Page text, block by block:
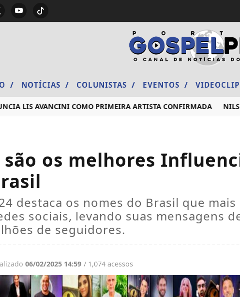
/ NOTÍCIAS / COLUNISTAS / EVENTOS /
LIS AVANCINI COMO PRIMEIRA ARTISTA CONFIRMADA NILSON
são os melhores
destaca os nomes do Brasil que mais
sociais, levando suas mensagens
de seguidores.
06/02/2025 14:59 / 1,074 acessos